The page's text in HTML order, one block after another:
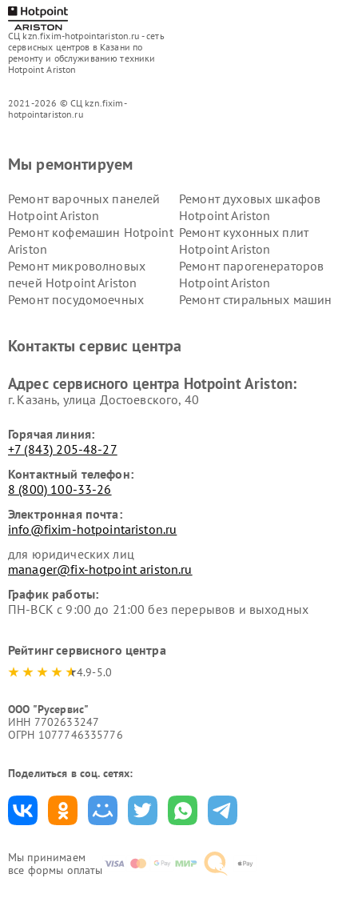
СЦ kzn.fixim-hotpointariston.ru - сеть
сервисных центров в Казани по
ремонту и обслуживанию техники
Hotpoint Ariston
2021-2026 © СЦ kzn.fixim-
hotpointariston.ru
Мы принимаем
все формы оплаты
Мы ремонтируем
Ремонт варочных панелей
Hotpoint Ariston
Ремонт духовых шкафов
Hotpoint Ariston
Ремонт кофемашин Hotpoint
Ariston
Ремонт кухонных плит
Hotpoint Ariston
Ремонт микроволновых
печей Hotpoint Ariston
Ремонт парогенераторов
Hotpoint Ariston
Ремонт посудомоечных
Ремонт стиральных машин
Hotpoint Ariston
Hotpoint Ariston
Ariston
Hotpoint Ariston
Контакты сервис центра
Адрес сервисного центра Hotpoint Ariston:
г. Казань, улица Достоевского, 40
Горячая линия:
+7 (843) 205-48-27
Контактный телефон:
8 (800) 100-33-26
Электронная почта:
info@fixim-hotpointariston.ru
для юридических лиц
manager@fix-hotpoint ariston.ru
График работы:
ПН-ВСК с 9:00 до 21:00 без перерывов и выходных
Рейтинг сервисного центра
4.9-5.0
ООО "Русервис"
ИНН 7702633247
ОГРН 1077746335776
Поделиться в соц. сетях: